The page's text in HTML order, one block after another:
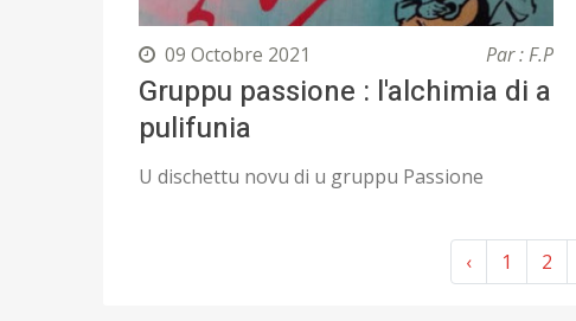
09 Octobre 2021 Par : F.P
Gruppu passione : l'alchimia di a
pulifunia
U dischettu novu di u gruppu Passione
‹ 1 2